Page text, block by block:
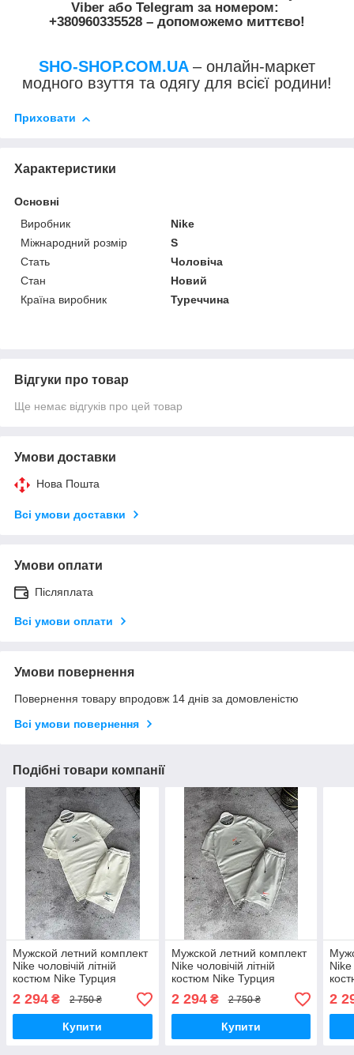
Viber або Telegram за номером:
+380960335528 – допоможемо миттєво!
SHO-SHOP.COM.UA – онлайн-маркет
модного взуття та одягу для всієї родини!
Приховати
Характеристики
Основні
Виробник
Nike
Міжнародний розмір
S
Стать
Чоловіча
Стан
Новий
Країна виробник
Туреччина
Відгуки про товар
Ще немає відгуків про цей товар
Умови доставки
Нова Пошта
Всі умови доставки
Умови оплати
Післяплата
Всі умови оплати
Умови повернення
Повернення товару впродовж 14 днів за домовленістю
Всі умови повернення
Подібні товари компанії
Мужской летний комплект
Nike чоловічій літній
костюм Nike Турция
2 294 ₴ 2 750 ₴
Купити
Мужской летний комплект
Nike чоловічій літній
костюм Nike Турция
2 294₴ 2 750 ₴
Купити
Nike
2